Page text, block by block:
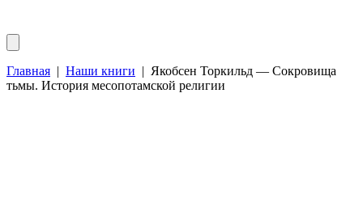
Главная | Наши книги | Якобсен Торкильд — Сокровища
тьмы. История месопотамской религии